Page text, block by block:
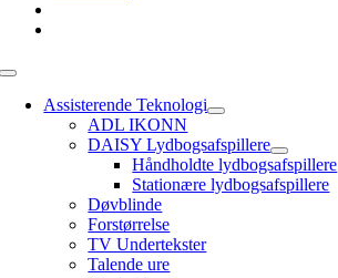
Toggle
NavigationAssisterende Teknologi
ADL IKONN
DAISY Lydbogsafspillere
Håndholdte lydbogsafspillere
Stationære lydbogsafspillere
Døvblinde
Forstørrelse
TV Undertekster
Talende ure